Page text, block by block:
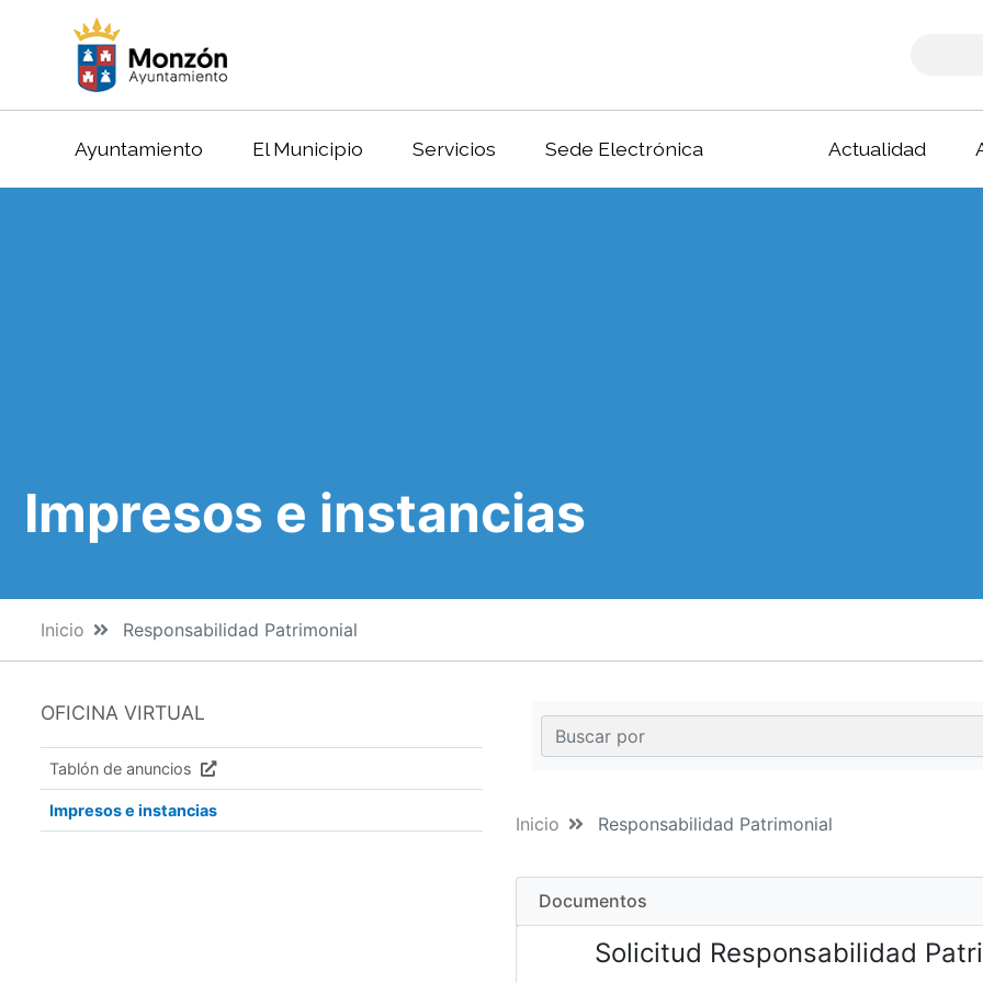
Ayuntamiento El Municipio Servicios Sede Electrónica Actualidad
Impresos e instancias
Inicio Responsabilidad Patrimonial
OFICINA VIRTUAL
Tablón de anuncios
Impresos e instancias
Inicio Responsabilidad Patrimonial
Documentos
Solicitud Responsabilidad